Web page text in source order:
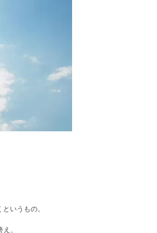
いうもの。
、